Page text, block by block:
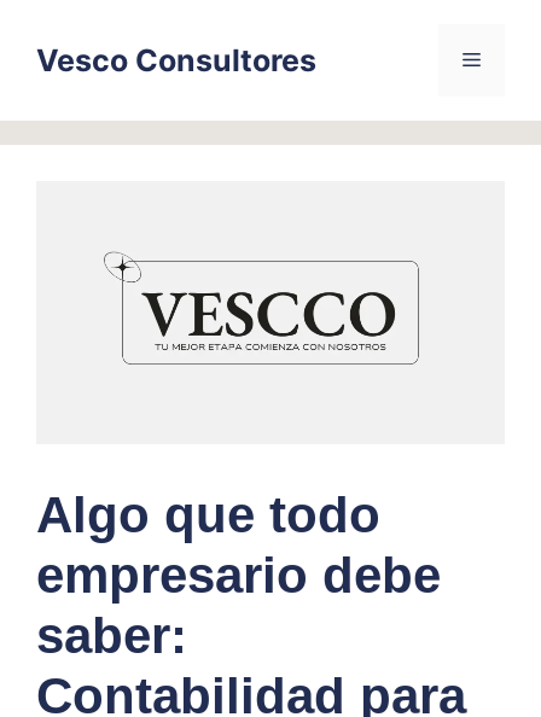
contentVesco Consultores Menu
Algo que todo
empresario debe
saber:
Contabilidad para